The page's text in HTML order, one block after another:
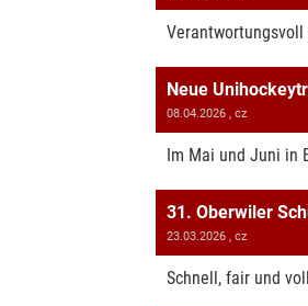
Neue
08.04.2026 , cz
Im Mai und Juni in
31. Oberwiler
23.03.2026 , cz
Schnell, fair und